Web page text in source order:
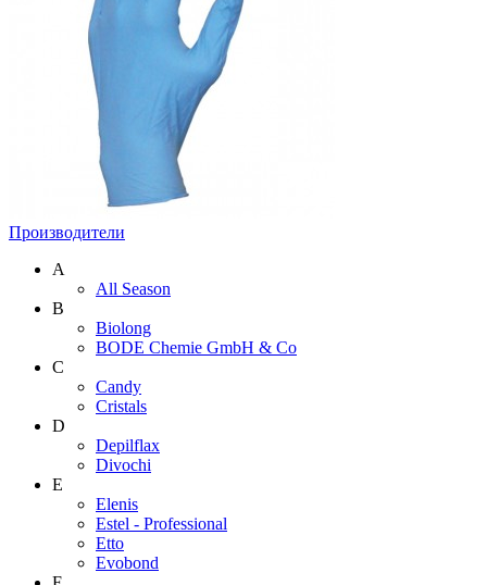
Производители
A
All Season
B
Biolong
BODE Chemie GmbH & Со
C
Candy
Cristals
D
Depilflax
Divochi
E
Elenis
Estel - Professional
Etto
Evobond